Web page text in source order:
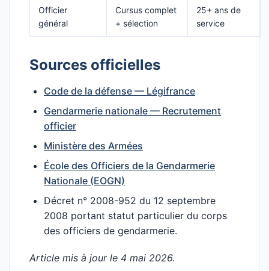
Officier
général
Cursus complet
+ sélection
25+ ans de
service
Sources officielles
Code de la défense — Légifrance
Gendarmerie nationale — Recrutement
officier
Ministère des Armées
École des Officiers de la Gendarmerie
Nationale (EOGN)
Décret n° 2008-952 du 12 septembre
2008 portant statut particulier du corps
des officiers de gendarmerie.
Article mis à jour le 4 mai 2026.